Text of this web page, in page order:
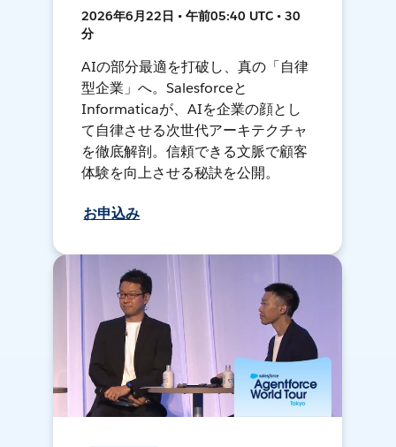
2026年6月22日 • 午前05:40 UTC • 30
分
AIの部分最適を打破し、真の「自律
型企業」へ。Salesforceと
Informaticaが、AIを企業の顔とし
て自律させる次世代アーキテクチャ
を徹底解剖。信頼できる文脈で顧客
体験を向上させる秘訣を公開。
お申込み